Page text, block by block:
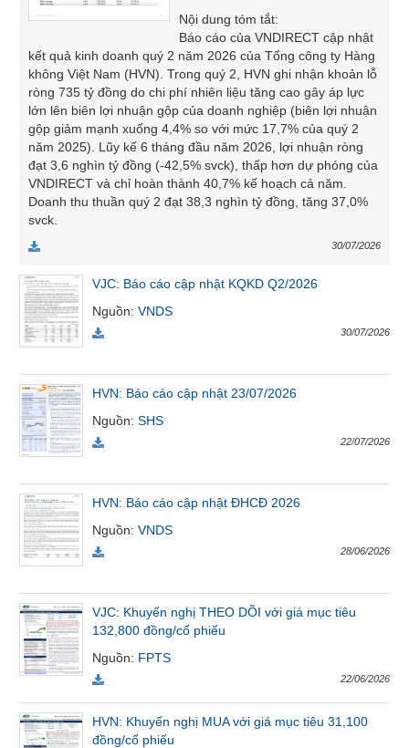
liệu
Tâm
thị
trường
Nội dung tóm tắt:
Báo cáo của VNDIRECT cập nhật
kết quả kinh doanh quý 2 năm 2026 của Tổng công ty Hàng
không Việt Nam (HVN). Trong quý 2, HVN ghi nhận khoản lỗ
ròng 735 tỷ đồng do chi phí nhiên liệu tăng cao gây áp lực
lớn lên biên lợi nhuận gộp của doanh nghiệp (biên lợi nhuận
gộp giảm mạnh xuống 4,4% so với mức 17,7% của quý 2
năm 2025). Lũy kế 6 tháng đầu năm 2026, lợi nhuận ròng
đạt 3,6 nghìn tỷ đồng (-42,5% svck), thấp hơn dự phóng của
VNDIRECT và chỉ hoàn thành 40,7% kế hoạch cả năm.
Doanh thu thuần quý 2 đạt 38,3 nghìn tỷ đồng, tăng 37,0%
svck.
30/07/2026
VJC: Báo cáo cập nhật KQKD Q2/2026
Nguồn:VNDS
30/07/2026
HVN: Báo cáo cập nhật 23/07/2026
Nguồn:SHS
22/07/2026
HVN: Báo cáo cập nhật ĐHCĐ 2026
Nguồn:VNDS
28/06/2026
VJC: Khuyến nghị THEO DÕI với giá mục tiêu
132,800 đồng/cổ phiếu
Nguồn: FPTS
22/06/2026
HVN: Khuyến nghị MUA với giá mục tiêu 31,100
đồng/cổ phiếu
TIÊU
DÙNG
KHÔNG
THIẾT
YẾU
TIÊU
DÙNG
THIẾT
YẾU
CHĂM
SÓC
SỨC
KHỎE
TÀI
CÔNG
THÔNG
TIN